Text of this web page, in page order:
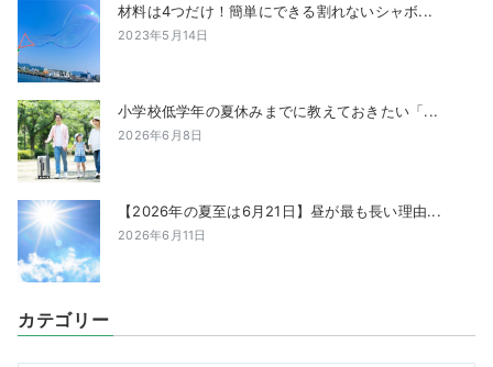
材料は4つだけ！簡単にできる割れないシャボ...
2023年5月14日
小学校低学年の夏休みまでに教えておきたい「...
2026年6月8日
【2026年の夏至は6月21日】昼が最も長い理由...
2026年6月11日
カテゴリー